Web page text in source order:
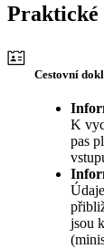
Praktické
Cestovní
K
pas
jsou